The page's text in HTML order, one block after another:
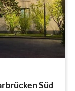
Süd